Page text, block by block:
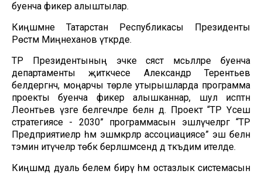
буенча фикер алыштылар.
Киңәшмәне Татарстан Республикасы Президенты
Рөстәм Миңнеханов үткәрде.
ТР Президентының эчке сәясәт мәсьәләләре буенча
департаменты җитәкчесе Александр Терентьев
белдергәнчә, моңарчы төрле утырышларда программа
проекты буенча фикер алышканнар, шул исәптән
Леонтьев үзәге белгечләре белән дә. Проект “ТР Үсеш
стратегиясе - 2030” программасын эшләүчеләргә “ТР
Предприятиеләр һәм эшмәкәрләр ассоциациясе” эш белән
тәэмин итүчеләр төбәк берләшмәсендә дә тәкъдим ителде.
Киңәшмәдә дуаль белем бирү һәм остазлык системасын